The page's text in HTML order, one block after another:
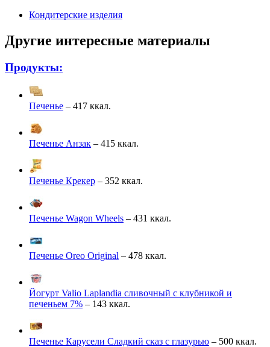
Кондитерские изделия
Другие интересные материалы
Продукты:
Печенье – 417 ккал.
Печенье Анзак – 415 ккал.
Печенье Крекер – 352 ккал.
Печенье Wagon Wheels – 431 ккал.
Печенье Oreo Original – 478 ккал.
Йогурт Valio Laplandia сливочный с клубникой и
печеньем 7% – 143 ккал.
Печенье Карусели Сладкий сказ с глазурью – 500 ккал.